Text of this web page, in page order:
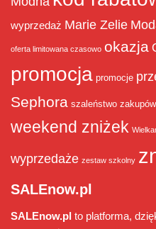
wyprzedaż Marie Zelie
oferta limitowana czasowo okazja
promocja promocje
Sephora szaleństwo zakupów
weekend zniżek
wyprzedaże zestaw szkolny
SALEnow.pl
SALEnow.pl to platforma,